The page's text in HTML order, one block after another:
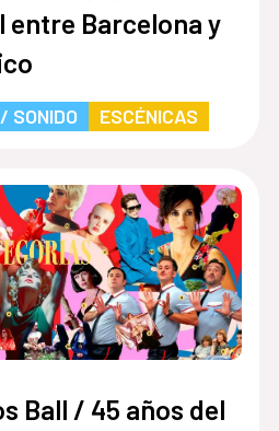
entre Barcelona y
SONIDO ESCÉNICAS
años del